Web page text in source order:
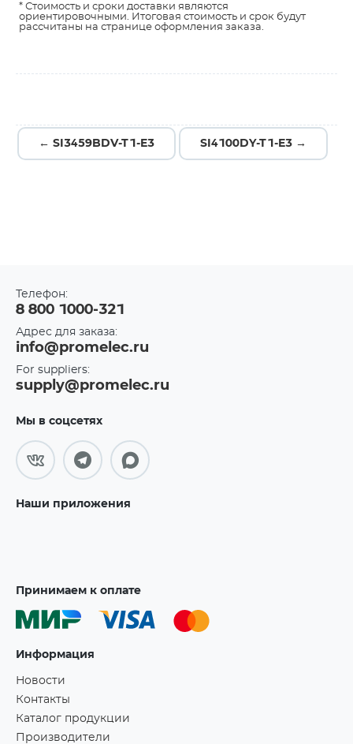
* Стоимость и сроки доставки являются
ориентировочными. Итоговая стоимость и срок будут
рассчитаны на странице оформления заказа.
← SI3459BDV-T1-E3 SI4100DY-T1-E3 →
Телефон:
8 800 1000-321
Адрес для заказа:
info@promelec.ru
For suppliers:
supply@promelec.ru
Мы в соцсетях
Наши приложения
Принимаем к оплате
Информация
Новости
Контакты
Каталог продукции
Производители